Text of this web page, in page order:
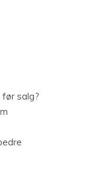
salg?